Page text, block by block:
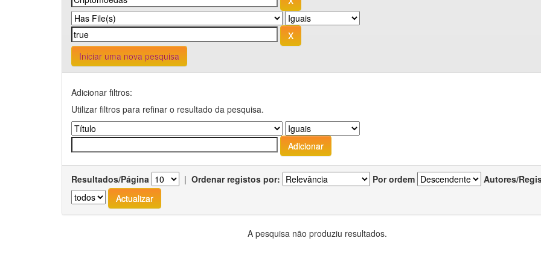
Iniciar uma nova pesquisa
Adicionar filtros:
Utilizar filtros para refinar o resultado da pesquisa.
Resultados/Página | Ordenar registos por: Por ordem Autores/
A pesquisa não produziu resultados.